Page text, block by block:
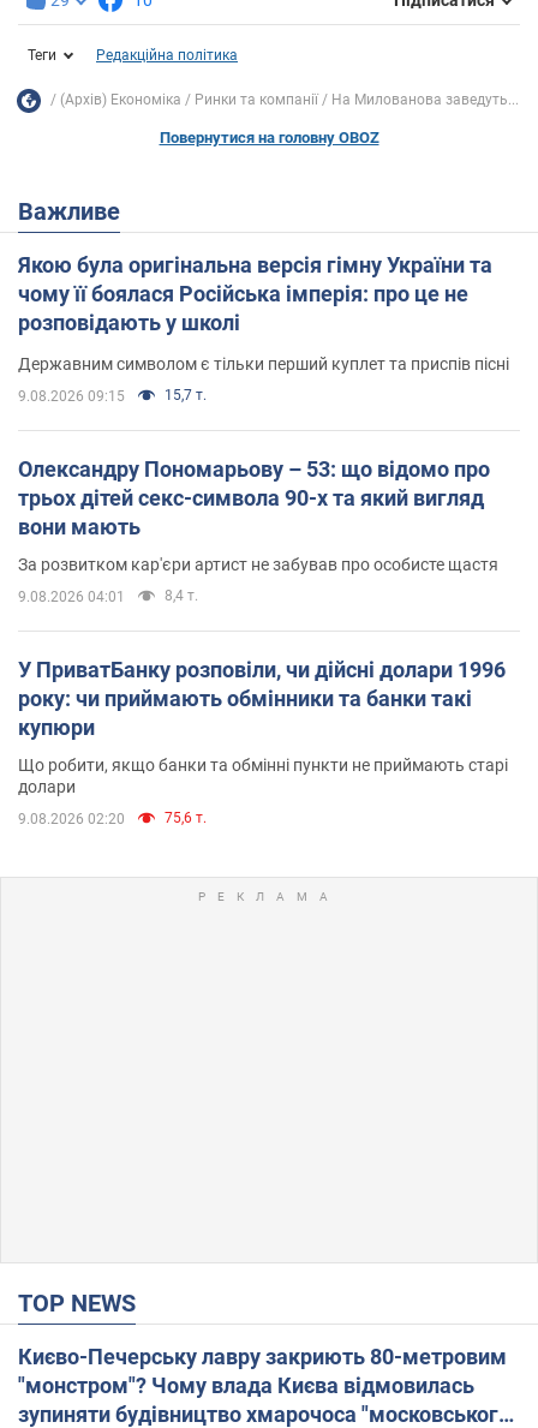
Теги Редакційна політика
(Архів) Економіка Ринки та компанії На Милованова заведуть...
Повернутися на головну OBOZ
Важливе
Якою була оригінальна версія гімну України та
чому її боялася Російська імперія: про це не
розповідають у школі
Державним символом є тільки перший куплет та приспів пісні
9.08.2026 09:15 15,7 т.
Олександру Пономарьову – 53: що відомо про
трьох дітей секс-символа 90-х та який вигляд
вони мають
За розвитком кар'єри артист не забував про особисте щастя
9.08.2026 04:01 8,4 т.
У ПриватБанку розповіли, чи дійсні долари 1996
року: чи приймають обмінники та банки такі
купюри
Що робити, якщо банки та обмінні пункти не приймають старі
долари
9.08.2026 02:20 75,6 т.
TOP NEWS
Києво-Печерську лавру закриють 80-метровим
"монстром"? Чому влада Києва відмовилась
зупиняти будівництво хмарочоса "московського